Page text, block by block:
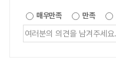
매우만족 만족